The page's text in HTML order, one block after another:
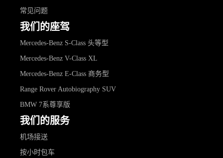
常见问题
我们的座驾
Mercedes-Benz S-Class 头等型
Mercedes-Benz V-Class XL
Mercedes-Benz E-Class 商务型
Range Rover Autobiography SUV
BMW 7系尊享版
我们的服务
机场接送
按小时包车